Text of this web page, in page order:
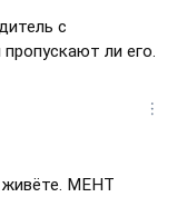
с
ли его.
живёте. МЕНТ